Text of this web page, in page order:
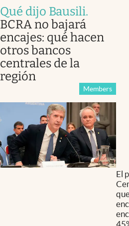
Qué dijo Bausili.
BCRA no bajará
encajes: qué hacen
otros bancos
centrales de la
región
Members
El